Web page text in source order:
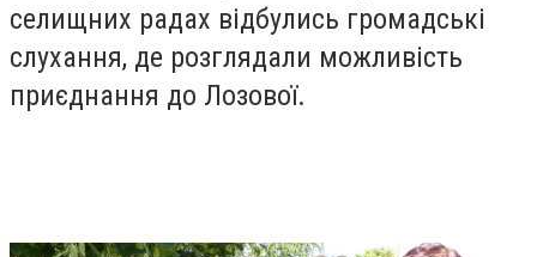
селищних радах відбулись громадські
слухання, де розглядали можливість
приєднання до Лозової.